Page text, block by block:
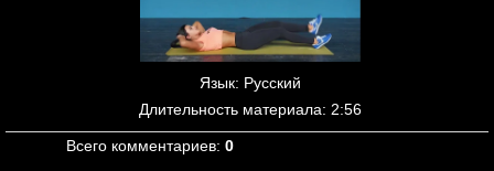
Язык: Русский
Длительность материала: 2:56
Всего комментариев: 0